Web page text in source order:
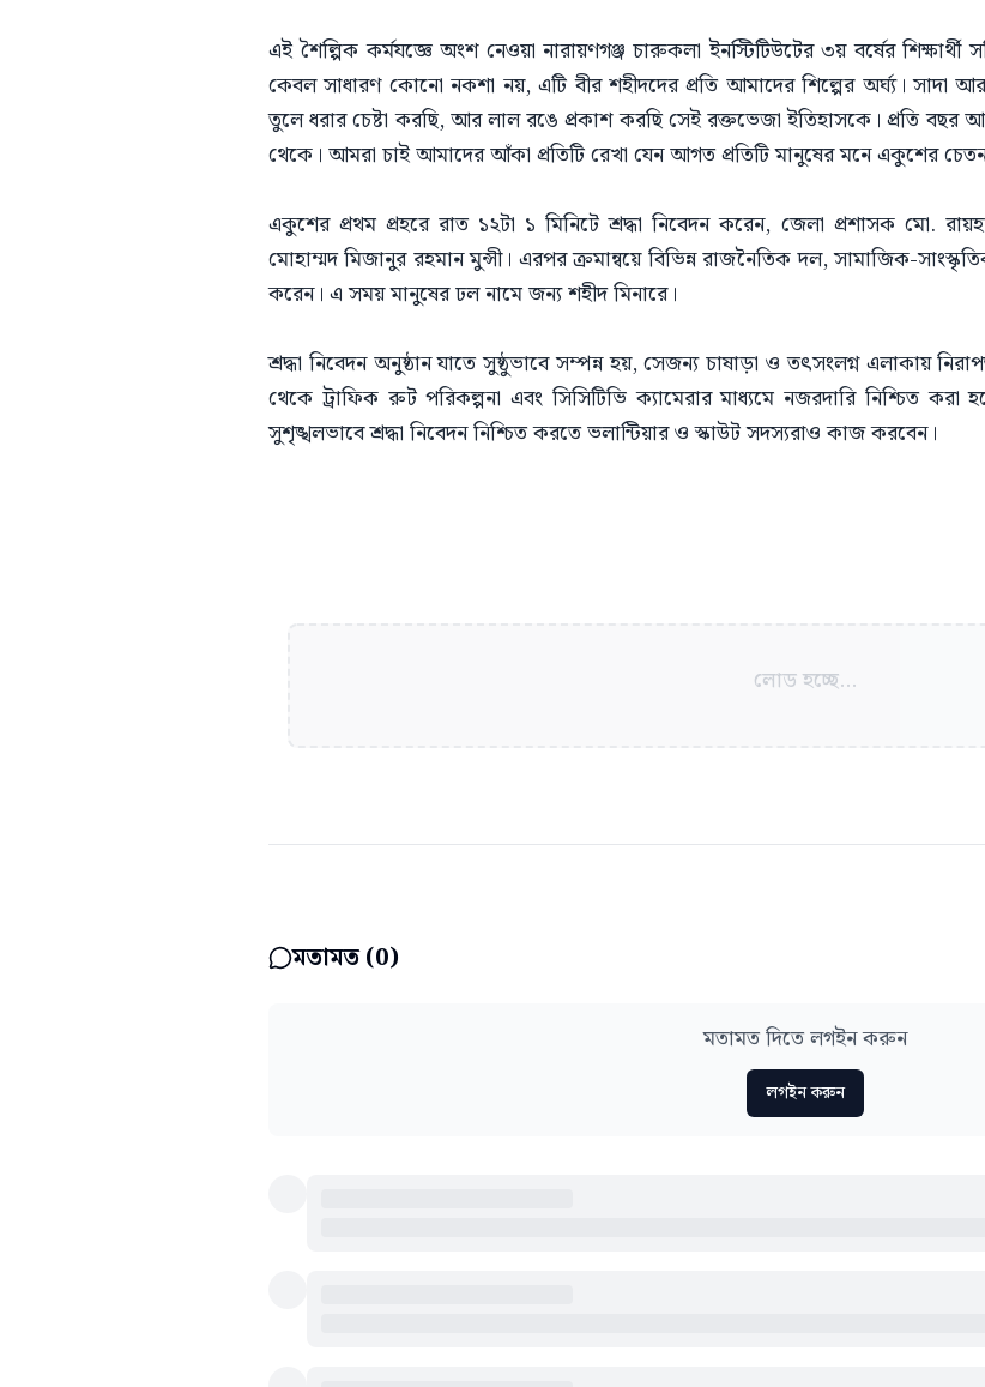
এই শৈল্পিক কর্মযজ্ঞে অংশ নেওয়া নারায়ণগঞ্জ চারুকলা ইনস্টিটিউটের ৩য় বর্ষের
কেবল সাধারণ কোনো নকশা নয়, এটি বীর শহীদদের প্রতি আমাদের শিল্পের অর্ঘ্য।
তুলে ধরার চেষ্টা করছি, আর লাল রঙে প্রকাশ করছি সেই রক্তভেজা ইতিহাসকে। প্রতি
থেকে। আমরা চাই আমাদের আঁকা প্রতিটি রেখা যেন আগত প্রতিটি মানুষের মনে একুশের
একুশের প্রথম প্রহরে রাত ১২টা ১ মিনিটে শ্রদ্ধা নিবেদন করেন, জেলা প্রশাসক মো.
মোহাম্মদ মিজানুর রহমান মুন্সী। এরপর ক্রমান্বয়ে বিভিন্ন রাজনৈতিক দল, সামাজিক-
করেন। এ সময় মানুষের ঢল নামে জন্য শহীদ মিনারে।
শ্রদ্ধা নিবেদন অনুষ্ঠান যাতে সুষ্ঠুভাবে সম্পন্ন হয়, সেজন্য চাষাড়া ও তৎসংলগ্ন এলাকায়
থেকে ট্রাফিক রুট পরিকল্পনা এবং সিসিটিভি ক্যামেরার মাধ্যমে নজরদারি নিশ্চিত করা
সুশৃঙ্খলভাবে শ্রদ্ধা নিবেদন নিশ্চিত করতে ভলান্টিয়ার ও স্কাউট সদস্যরাও কাজ করবেন।
লোড হচ্ছে...
মতামত (0)
মতামত দিতে লগইন করুন
লগইন করুন